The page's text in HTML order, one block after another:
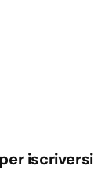
iscriversi